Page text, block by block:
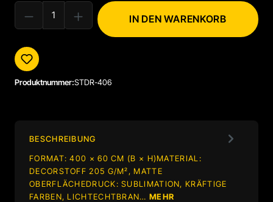
PRODUKT ANZAHL: GIB DEN GEWÜNSCHTEN WERT EIN ODER
IN DEN WARENKORB
Produktnummer:STDR-406
BESCHREIBUNG
FORMAT: 400 × 60 CM (B × H)MATERIAL:
DECORSTOFF 205 G/M², MATTE
OBERFLÄCHEDRUCK: SUBLIMATION, KRÄFTIGE
FARBEN, LICHTECHTBRAN… MEHR